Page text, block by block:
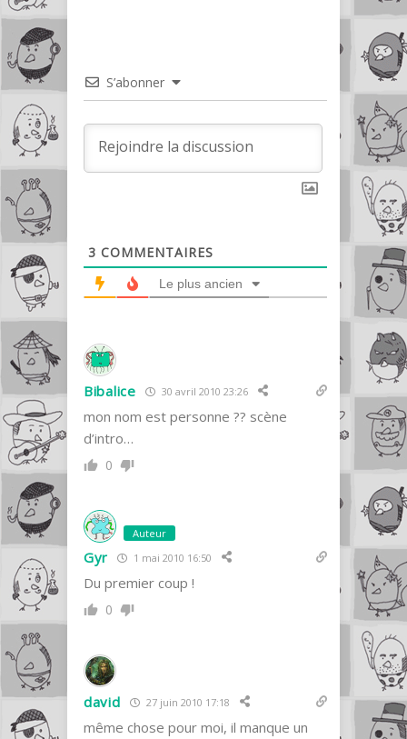
S’abonner
3 COMMENTAIRES
Le plus ancien
Bibalice 30 avril 2010 23:26
mon nom est personne ?? scène
d’intro…
0
Auteur
Gyr 1 mai 2010 16:50
Du premier coup !
0
david 27 juin 2010 17:18
même chose pour moi, il manque un